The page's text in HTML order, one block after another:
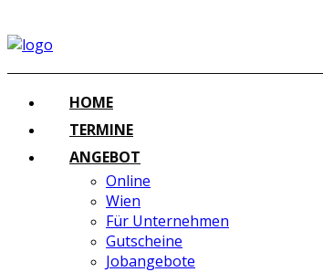
HOME
TERMINE
ANGEBOT
Online
Wien
Für Unternehmen
Gutscheine
Jobangebote